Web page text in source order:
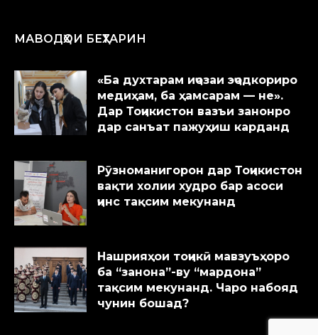
МАВОДҲОИ БЕҲТАРИН
«Ба духтарам иҷозаи эҷодкориро
медиҳам, ба ҳамсарам — не».
Дар Тоҷикистон вазъи занонро
дар санъат пажуҳиш карданд
Рӯзноманигорон дар Тоҷикистон
вақти холии худро бар асоси
ҷинс тақсим мекунанд
Нашрияҳои тоҷикӣ мавзуъҳоро
ба “занона”-ву “мардона”
тақсим мекунанд. Чаро набояд
чунин бошад?